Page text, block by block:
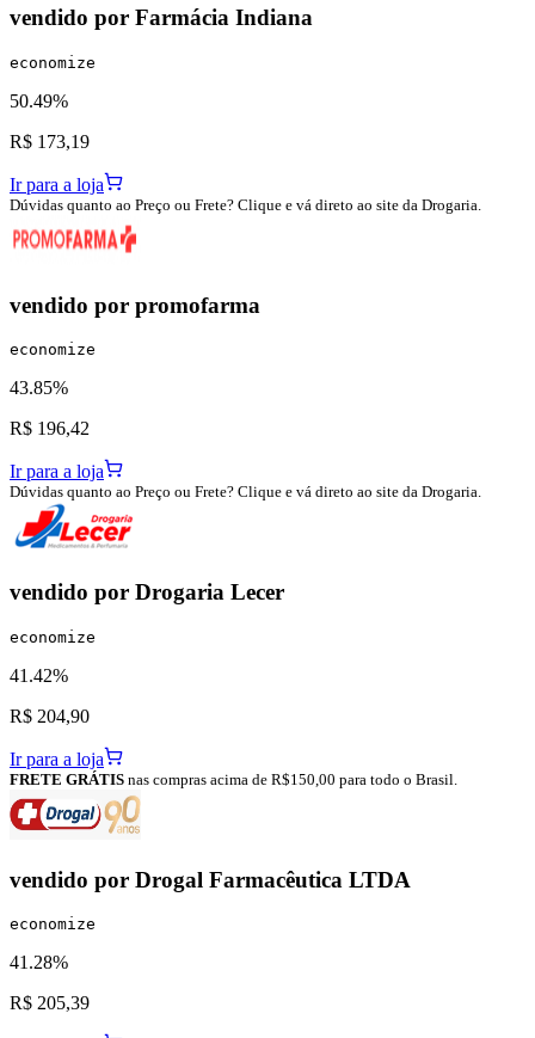
vendido por Farmácia Indiana
economize
50.49%
R$ 173,19
Ir para a loja
Dúvidas quanto ao Preço ou Frete? Clique e vá direto ao site da Drogaria.
vendido por promofarma
economize
43.85%
R$ 196,42
Ir para a loja
Dúvidas quanto ao Preço ou Frete? Clique e vá direto ao site da Drogaria.
vendido por Drogaria Lecer
economize
41.42%
R$ 204,90
Ir para a loja
FRETE GRÁTIS nas compras acima de R$150,00 para todo o Brasil.
vendido por Drogal Farmacêutica LTDA
economize
41.28%
R$ 205,39